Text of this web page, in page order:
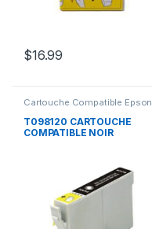
$16.99
Cartouche Compatible Epson
T098120 CARTOUCHE
COMPATIBLE NOIR